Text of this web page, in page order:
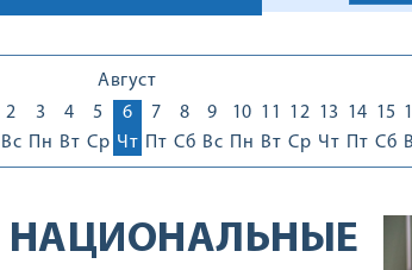
Август
2
Вс
3
Пн
4
Вт
5
Ср
6
Чт
7
Пт
8
Сб
9
Вс
10
Пн
11
Вт
12
Ср
13
Чт
14
Пт
15
Сб
НАЦИОНАЛЬНЫЕ